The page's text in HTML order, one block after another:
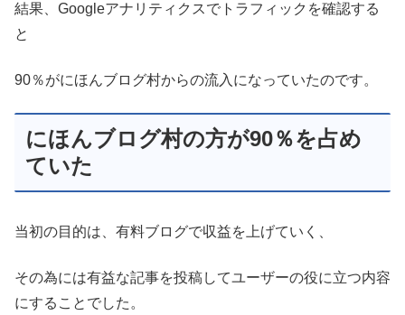
結果、Googleアナリティクスでトラフィックを確認する
と
90％がにほんブログ村からの流入になっていたのです。
にほんブログ村の方が90％を占め
ていた
当初の目的は、有料ブログで収益を上げていく、
その為には有益な記事を投稿してユーザーの役に立つ内容
にすることでした。